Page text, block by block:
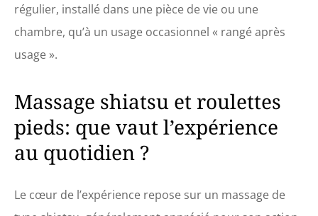
régulier, installé dans une pièce de vie ou une
chambre, qu’à un usage occasionnel « rangé après
usage ».
Massage shiatsu et roulettes
pieds: que vaut l’expérience
au quotidien ?
Le cœur de l’expérience repose sur un massage de